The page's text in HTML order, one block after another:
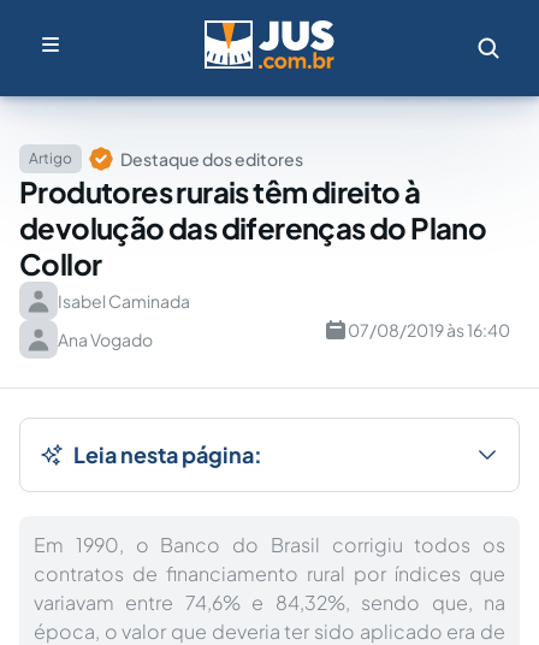
Artigo Destaque dos editores
Produtores rurais têm direito à
devolução das diferenças do Plano
Collor
Isabel Caminada
Ana Vogado
07/08/2019 às 16:40
Leia nesta página:
Em 1990, o Banco do Brasil corrigiu todos os
contratos de financiamento rural por índices que
variavam entre 74,6% e 84,32%, sendo que, na
época, o valor que deveria ter sido aplicado era de